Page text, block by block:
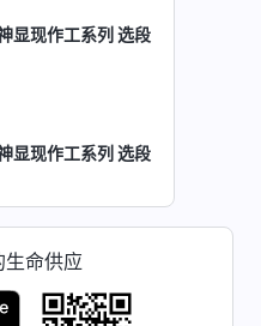
显现作工系列 选段
显现作工系列 选段
显现作工系列 选段
命供应